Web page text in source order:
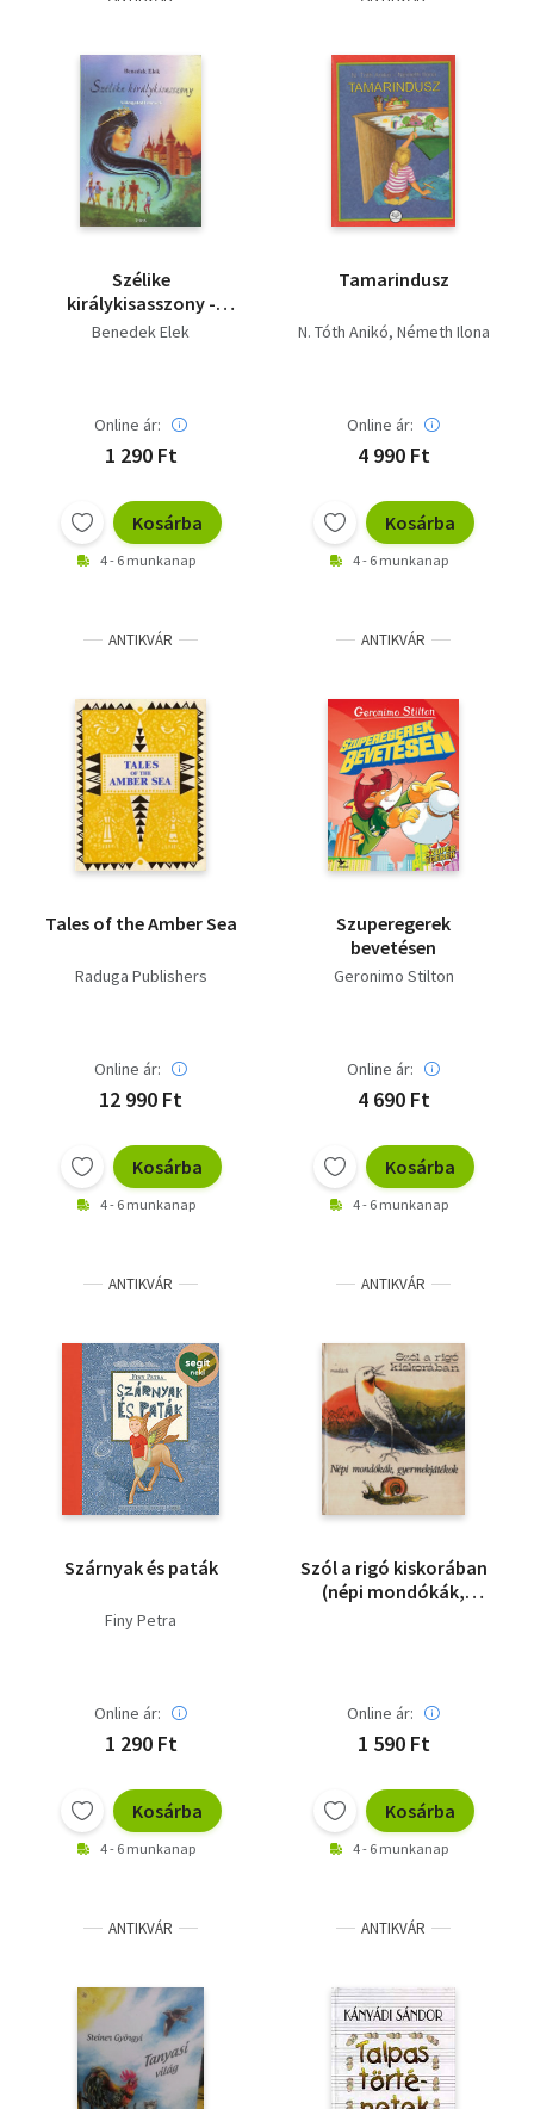
Szélike
királykisasszony -
Válogatott mesék
Benedek Elek
Online ár:
1 290 Ft
Kosárba
4 - 6 munkanap
Tamarindusz
N. Tóth Anikó Németh Ilona
Online ár:
4 990 Ft
Kosárba
4 - 6 munkanap
ANTIKVÁR
Tales of the Amber Sea
Raduga Publishers
Online ár:
12 990 Ft
Kosárba
4 - 6 munkanap
ANTIKVÁR
Szuperegerek
bevetésen
Geronimo Stilton
Online ár:
4 690 Ft
Kosárba
4 - 6 munkanap
ANTIKVÁR
Szárnyak és paták
Finy Petra
Online ár:
1 290 Ft
Kosárba
4 - 6 munkanap
ANTIKVÁR
Szól a rigó kiskorában
(népi mondókák,
Online ár:
1 590 Ft
Kosárba
4 - 6 munkanap
ANTIKVÁR ANTIKVÁR